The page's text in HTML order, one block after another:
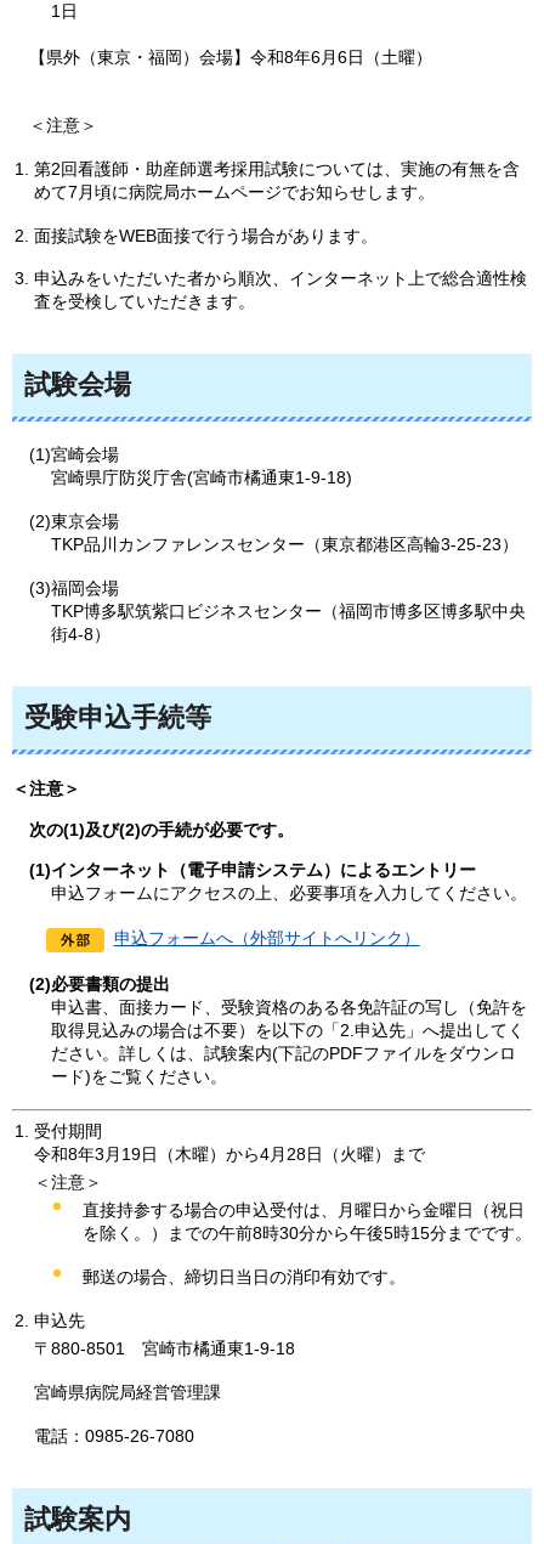
1日
【県外（東京・福岡）会場】令和8年6月6日（土曜）
＜注意＞
第2回看護師・助産師選考採用試験については、実施の有無を含
めて7月頃に病院局ホームページでお知らせします。
面接試験をWEB面接で行う場合があります。
申込みをいただいた者から順次、インターネット上で総合適性検
査を受検していただきます。
試験会場
(1)宮崎会場
宮崎県庁防災庁舎(宮崎市橘通東1-9-18)
(2)東京会場
TKP品川カンファレンスセンター（東京都港区高輪3-25-23）
(3)福岡会場
TKP博多駅筑紫口ビジネスセンター（福岡市博多区博多駅中央
街4-8）
受験申込手続等
＜注意＞
次の(1)及び(2)の手続が必要です。
(1)インターネット（電子申請システム）によるエントリー
申込フォームにアクセスの上、必要事項を入力してください。
申込フォームへ（外部サイトへリンク）
(2)必要書類の提出
申込書、面接カード、受験資格のある各免許証の写し（免許を
取得見込みの場合は不要）を以下の「2.申込先」へ提出してく
ださい。詳しくは、試験案内(下記のPDFファイルをダウンロ
ード)をご覧ください。
受付期間
令和8年3月19日（木曜）から4月28日（火曜）まで
＜注意＞
直接持参する場合の申込受付は、月曜日から金曜日（祝日
を除く。）までの午前8時30分から午後5時15分までです。
郵送の場合、締切日当日の消印有効です。
申込先
〒880-8501
宮崎市橘通東1-9-18
宮崎県病院局経営管理課
電話：0985-26-7080
試験案内